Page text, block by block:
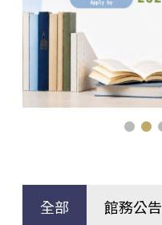
全部 館務公告